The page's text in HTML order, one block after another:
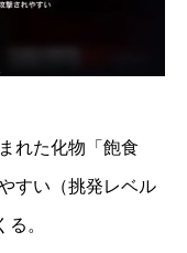
れた化物「飽食
すい（挑発レベル
。